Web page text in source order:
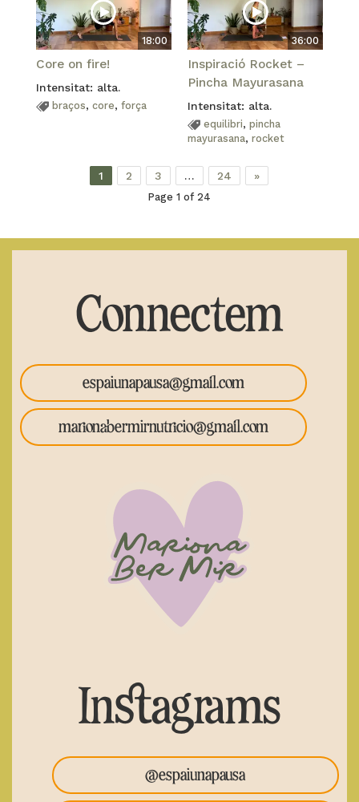
18:00
Core on fire!
Intensitat: alta.
braços, core, força
36:00
Inspiració Rocket –
Pincha Mayurasana
Intensitat: alta.
equilibri, pincha
mayurasana, rocket
1 2 3 … 24 »
Page 1 of 24
Connectem
espaiunapausa@gmail.com
marionabermirnutricio@gmail.com
Instagrams
@espaiunapausa